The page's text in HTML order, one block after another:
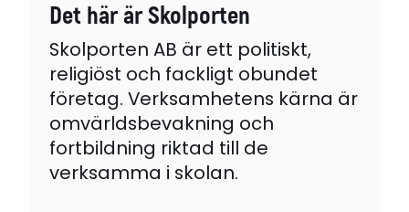
Det här är Skolporten
Skolporten AB är ett politiskt,
religiöst och fackligt obundet
företag. Verksamhetens kärna är
omvärldsbevakning och
fortbildning riktad till de
verksamma i skolan.